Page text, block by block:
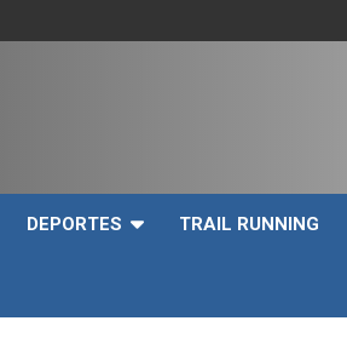
DEPORTES TRAIL RUNNING